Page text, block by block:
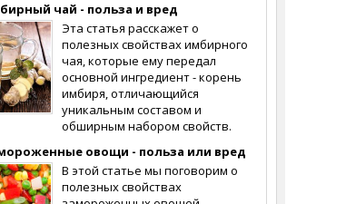
чай - польза и вред
Эта статья расскажет о
полезных свойствах имбирного
чая, которые ему передал
основной ингредиент - корень
имбиря, отличающийся
уникальным составом и
обширным набором свойств.
овощи - польза или вред
В этой статье мы поговорим о
полезных свойствах